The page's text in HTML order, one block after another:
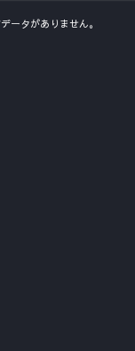
ータがありません。